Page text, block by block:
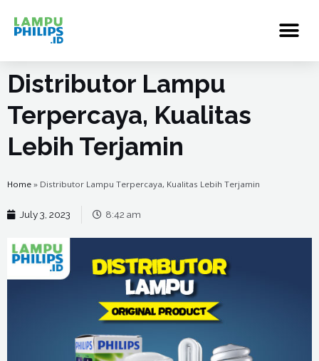
Distributor Lampu
Terpercaya, Kualitas
Lebih Terjamin
Home » Distributor Lampu Terpercaya, Kualitas Lebih Terjamin
July 3, 2023 8:42 am